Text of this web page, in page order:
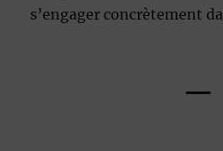
s’engager concrètement
—